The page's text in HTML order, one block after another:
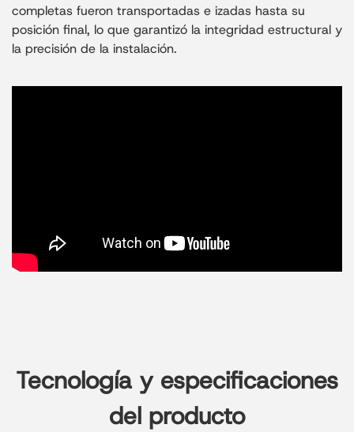
completas fueron transportadas e izadas hasta su
posición final, lo que garantizó la integridad estructural y
la precisión de la instalación.
Tecnología y especificaciones
del producto